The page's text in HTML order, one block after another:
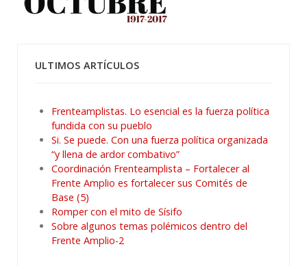
ULTIMOS ARTÍCULOS
Frenteamplistas. Lo esencial es la fuerza política
fundida con su pueblo
Si. Se puede. Con una fuerza política organizada
“y llena de ardor combativo”
Coordinación Frenteamplista – Fortalecer al
Frente Amplio es fortalecer sus Comités de
Base (5)
Romper con el mito de Sísifo
Sobre algunos temas polémicos dentro del
Frente Amplio-2